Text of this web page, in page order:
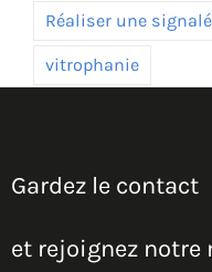
Réaliser une
vitrophanie
Gardez le contact
et rejoignez notre